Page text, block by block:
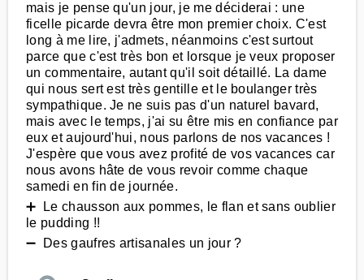
mais je pense qu'un jour, je me déciderai : une
ficelle picarde devra être mon premier choix. C'est
long à me lire, j'admets, néanmoins c'est surtout
parce que c'est très bon et lorsque je veux proposer
un commentaire, autant qu'il soit détaillé. La dame
qui nous sert est très gentille et le boulanger très
sympathique. Je ne suis pas d'un naturel bavard,
mais avec le temps, j'ai su être mis en confiance par
eux et aujourd'hui, nous parlons de nos vacances !
J'espère que vous avez profité de vos vacances car
nous avons hâte de vous revoir comme chaque
samedi en fin de journée.
➕ Le chausson aux pommes, le flan et sans oublier
le pudding !!
➖ Des gaufres artisanales un jour ?